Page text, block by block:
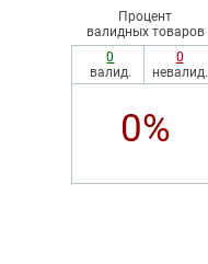
Процент
валидных товаров
0
валид.
0
невалид.
0%